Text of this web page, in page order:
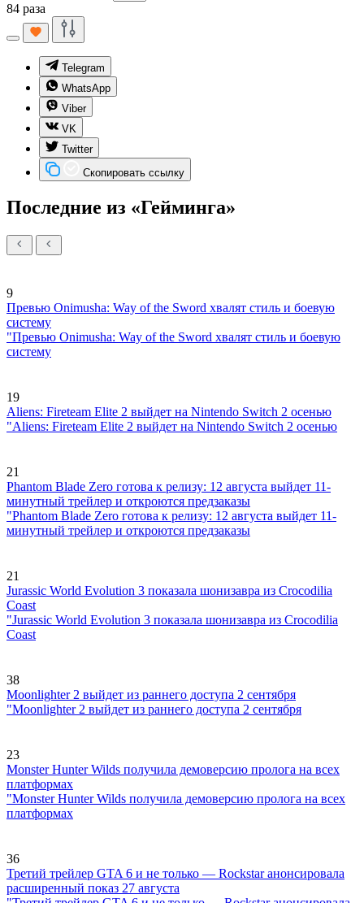
84 раза
Telegram
WhatsApp
Viber
VK
Twitter
Скопировать ссылку
Последние из «Гейминга»
9
Превью Onimusha: Way of the Sword хвалят стиль и боевую
систему
"Превью Onimusha: Way of the Sword хвалят стиль и боевую
систему
19
Aliens: Fireteam Elite 2 выйдет на Nintendo Switch 2 осенью
"Aliens: Fireteam Elite 2 выйдет на Nintendo Switch 2 осенью
21
Phantom Blade Zero готова к релизу: 12 августа выйдет 11-
минутный трейлер и откроются предзаказы
"Phantom Blade Zero готова к релизу: 12 августа выйдет 11-
минутный трейлер и откроются предзаказы
21
Jurassic World Evolution 3 показала шонизавра из Crocodilia
Coast
"Jurassic World Evolution 3 показала шонизавра из Crocodilia
Coast
38
Moonlighter 2 выйдет из раннего доступа 2 сентября
"Moonlighter 2 выйдет из раннего доступа 2 сентября
23
Monster Hunter Wilds получила демоверсию пролога на всех
платформах
"Monster Hunter Wilds получила демоверсию пролога на всех
платформах
36
Третий трейлер GTA 6 и не только — Rockstar анонсировала
расширенный показ 27 августа